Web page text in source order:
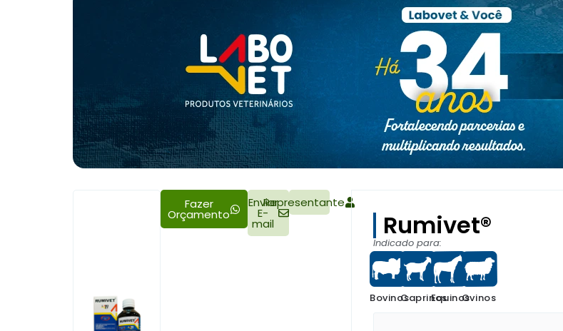
Fazer
Orçamento
Enviar
E-
mail
Representante
Rumivet®
Indicado para:
BovinosCaprinosEquinosOvinos